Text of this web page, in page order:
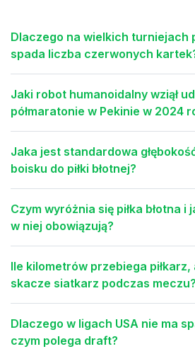
Dlaczego na wielkich turniejach
spada liczba czerwonych
Jaki robot humanoidalny wziął
półmaratonie w Pekinie w 2024
Jaka jest standardowa
boisku do piłki błotnej?
Czym wyróżnia się piłka błotna i
w niej obowiązują?
Ile kilometrów przebiega piłkarz,
skacze siatkarz podczas meczu?
Dlaczego w ligach USA nie ma
czym polega draft?